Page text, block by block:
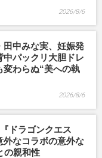
2026/8/6
田中みな実、妊娠発
パックリ大胆ドレ
変わらぬ“美への執
2026/8/6
ドラゴンクエス
外なコラボの意外な
の親和性